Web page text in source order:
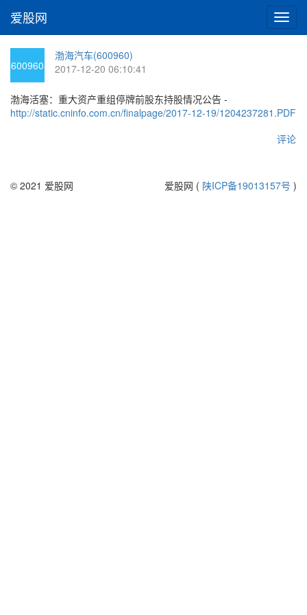
切
换
爱股网
600960
渤海汽车(600960)
2017-12-20 06:10:41
渤海活塞：重大资产重组停牌前股东持股情况公告 -
http://static.cninfo.com.cn/finalpage/2017-12-19/1204237281.PDF
评论
© 2021 爱股网 爱股网 ( 陕ICP备19013157号 )